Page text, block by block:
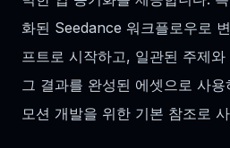
화된 Seedance 워크플로우로
프트로 시작하고, 일관된 주제
그 결과를 완성된 에셋으로 사
모션 개발을 위한 기본 참조로